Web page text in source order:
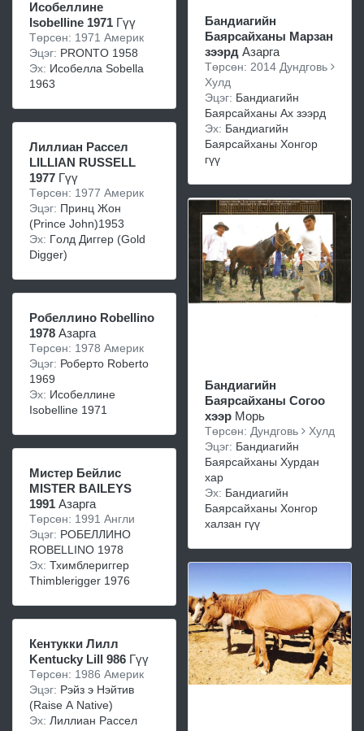
Исобеллине
Isobelline 1971 Гүү
Төрсөн: 1971 Америк
Эцэг: PRONTO 1958
Эх: Исобелла Sobella
1963
Лиллиан Рассел
LILLIAN RUSSELL
1977 Гүү
Төрсөн: 1977 Америк
Эцэг: Принц Жон
(Prince John)1953
Эх: Гoлд Диггeр (Gold
Digger)
Робеллино Robellino
1978 Азарга
Төрсөн: 1978 Америк
Эцэг: Роберто Roberto
1969
Эх: Исобеллине
Isobelline 1971
Мистер Бейлис
MISTER BAILEYS
1991 Азарга
Төрсөн: 1991 Англи
Эцэг: РОБЕЛЛИНО
ROBELLINO 1978
Эх: Тхимблериггер
Thimblerigger 1976
Кентукки Лилл
Kentucky Lill 986 Гүү
Төрсөн: 1986 Америк
Эцэг: Рэйз э Нэйтив
(Raise A Native)
Эх: Лиллиан Рассел
Бандиагийн
Баярсайханы Марзан
зээрд Азарга
Төрсөн: 2014 Дундговь
Хулд
Эцэг: Бандиагийн
Баярсайханы Ах зээрд
Эх: Бандиагийн
Баярсайханы Хонгор
гүү
Бандиагийн
Баярсайханы Согоо
хээр Морь
Төрсөн: Дундговь
Хулд
Эцэг: Бандиагийн
Баярсайханы Хурдан
хар
Эх: Бандиагийн
Баярсайханы Хонгор
халзан гүү